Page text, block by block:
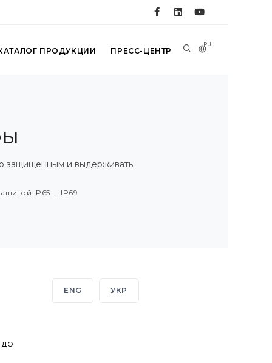
RU
ПРОДУКЦИИ ПРЕСС-ЦЕНТР
защищенным и выдерживать
IP65 ... IP69
ENG УКР